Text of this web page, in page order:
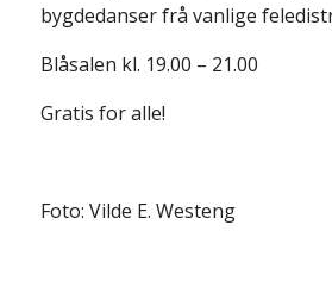
bygdedanser frå vanlige
Blåsalen kl. 19.00 – 21.00
Gratis for alle!
Foto: Vilde E. Westeng